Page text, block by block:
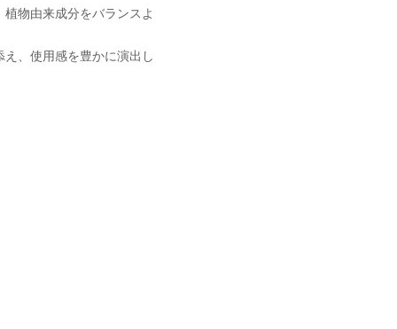
物由来成分をバランスよ
、使用感を豊かに演出し